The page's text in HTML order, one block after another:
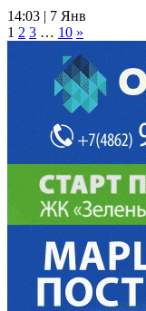
14:03 | 7 Янв
1 2 3 … 10 »